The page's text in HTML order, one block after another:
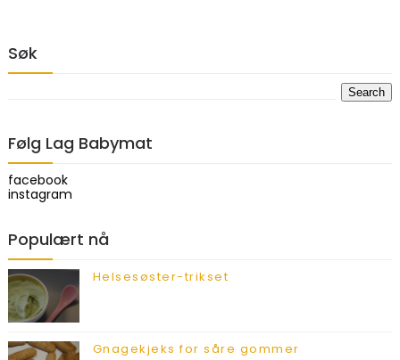
Søk
Følg Lag Babymat
facebook
instagram
Populært nå
Helsesøster-trikset
Gnagekjeks for såre gommer